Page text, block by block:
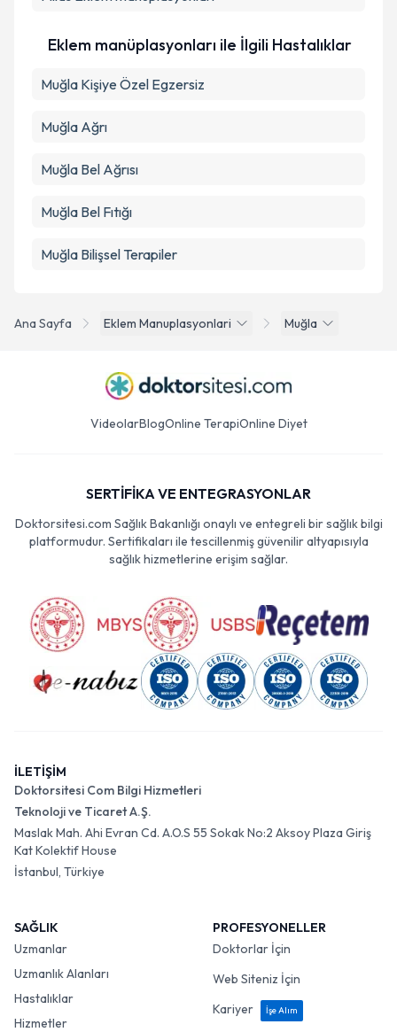
Ana Sayfa Eklem Manuplasyonlari Muğla
Eklem manüplasyonları ile İlgili Hastalıklar
Muğla Kişiye Özel Egzersiz
Muğla Ağrı
Muğla Bel Ağrısı
Muğla Bel Fıtığı
Muğla Bilişsel Terapiler
VideolarBlogOnline TerapiOnline Diyet
SERTİFİKA VE ENTEGRASYONLAR
Doktorsitesi.com Sağlık Bakanlığı onaylı ve entegreli bir sağlık bilgi
platformudur. Sertifikaları ile tescillenmiş güvenilir altyapısıyla
sağlık hizmetlerine erişim sağlar.
İLETİŞİM
Doktorsitesi Com Bilgi Hizmetleri
Teknoloji ve Ticaret A.Ş.
Maslak Mah. Ahi Evran Cd. A.O.S 55 Sokak No:2 Aksoy Plaza Giriş
Kat Kolektif House
İstanbul, Türkiye
SAĞLIK
Uzmanlar
Uzmanlık Alanları
Hastalıklar
Hizmetler
PROFESYONELLER
Doktorlar İçin
Web Siteniz İçin
Kariyer
İşe Alım